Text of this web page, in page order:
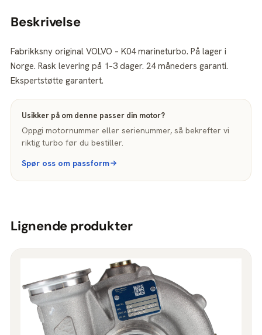
Beskrivelse
Fabrikksny original VOLVO – K04 marineturbo. På lager i
Norge. Rask levering på 1–3 dager. 24 måneders garanti.
Ekspertstøtte garantert.
Usikker på om denne passer din motor?
Oppgi motornummer eller serienummer, så bekrefter vi
riktig turbo før du bestiller.
Spør oss om passform
Lignende produkter